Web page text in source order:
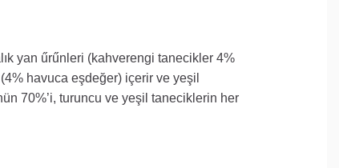
yan űrűnleri (kahverengi tanecikler 4%
havuca eşdeğer) içerir ve yeşil
70%’i, turuncu ve yeşil taneciklerin her